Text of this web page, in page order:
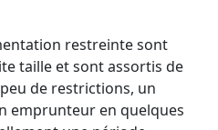
restreinte sont
taille et sont assortis de
de restrictions, un
emprunteur en quelques